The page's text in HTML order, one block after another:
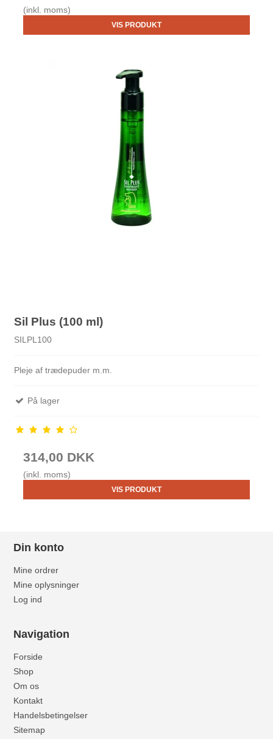
(inkl. moms)
VIS PRODUKT
Sil Plus (100 ml)
SILPL100
Pleje af trædepuder m.m.
På lager
314,00 DKK
(inkl. moms)
VIS PRODUKT
Din konto
Mine ordrer
Mine oplysninger
Log ind
Navigation
Forside
Shop
Om os
Kontakt
Handelsbetingelser
Sitemap